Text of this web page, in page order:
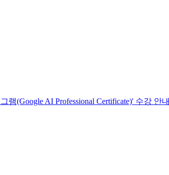
(Google AI Professional Certificate)' 수강 안내